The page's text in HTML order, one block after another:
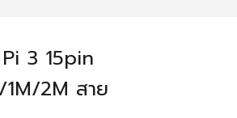
3 15pin
2M สาย